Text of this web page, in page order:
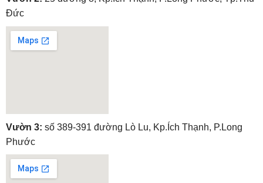
Đức
embedgooglemap.net
Vườn 3: số 389-391 đường Lò Lu, Kp.Ích Thạnh, P.Long
Phước